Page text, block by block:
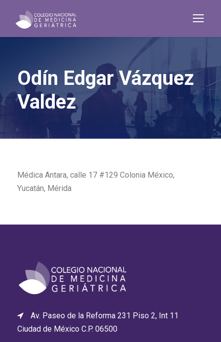
Odín Edgar Vázquez
Valdez
Médica Antara, calle 17 #129 Colonia México,
Yucatán, Mérida
Av. Paseo de la Reforma 231 Piso 2, Int 11
Ciudad de México C.P. 06500